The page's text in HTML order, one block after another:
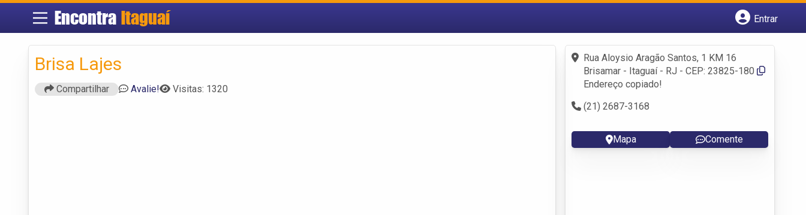
Encontra Itaguaí
Entrar
Fazer login
Criar conta
Brisa Lajes
Compartilhar Avalie! Visitas: 1320
Rua Aloysio Aragão Santos, 1 KM 16
Brisamar - Itaguaí - RJ - CEP: 23825-180
Endereço copiado!
(21) 2687-3168
Mapa Comente